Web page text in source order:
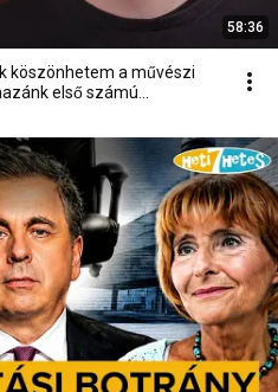
58:36
köszönhetem a művészi
első számú